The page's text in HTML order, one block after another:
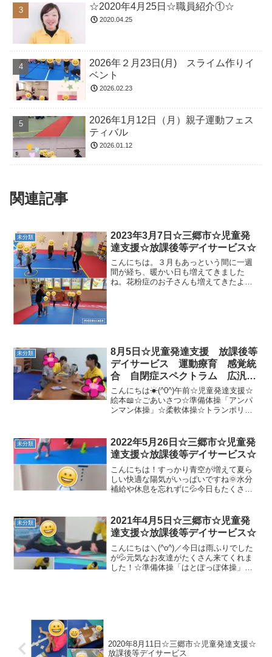
☆2020年4月25日☆職員紹介①☆
2020.04.25
2026年２月23日(月) スライム作りイ
ベント
2026.02.23
2026年1月12日（月）親子運動フェス
ティバル
2026.01.12
関連記事
未分類
2023年3月7日☆三郷市☆児童発
達支援☆放課後等デイサービス☆
こんにちは。３月もあっという間に一週
間が経ち、暖かい日も増えてきました
ね。花粉症のお子さんも増えてきたよう
未分類
8月5日☆児童発達支援 放課後等
デイサービス 運動療育 感覚統
合 自閉症スペクトラム 広汎性
発達障害 三郷市
こんにちは☀(^0^)午前☆児童発達支援☆
絵本📖☆ごあいさつ☆準備体操「アンパ
ンマン体操」☆柔軟体操☆トランポリ
ドしたり！みんな楽しくてニコニコでし
た☺♡☆動物変身🐻☆...
未分類
2022年5月26日☆三郷市☆児童発
達支援☆放課後等デイサービス☆
こんにちは！すっかり青空が増えて夏ら
しい快適な陽気がいっぱいですね🌞水分
補給や休息を忘れずに💦今日もたくさん
棒☆ハンモック🌷放課後等デイサービス
🌷☆準備体操☆マラソン☆...
未分類
2021年4月5日☆三郷市☆児童発
達支援☆放課後等デイサービス☆
こんにちは＼(^o^)／今日は雨ふりでした
が💦元気なお友達がたくさん来てくれま
した！☆準備体操「はとぽっぽ体操」上
2020年8月11日☆三郷市☆児童発達支援☆
放課後等デイサービス